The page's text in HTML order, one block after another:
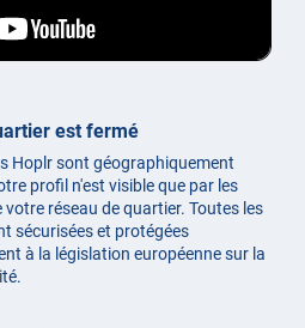
est fermé
Hoplr sont géographiquement
profil n'est visible que par les
votre réseau de quartier. Toutes les
sécurisées et protégées
à la législation européenne sur la